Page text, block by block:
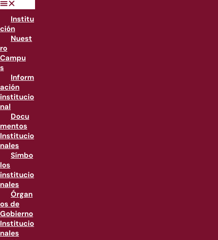
Institu
ción
Nuest
ro
Campu
s
Inform
ación
institucio
nal
Docu
mentos
Institucio
nales
Símbo
los
institucio
nales
Órgan
os de
Gobierno
Institucio
nales